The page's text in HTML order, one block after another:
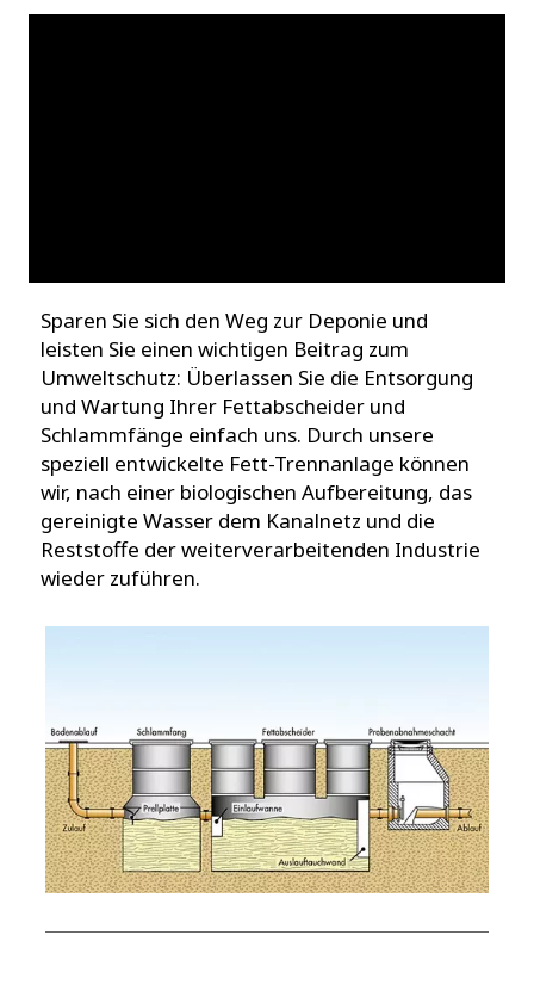
Sparen Sie sich den Weg zur Deponie und
leisten Sie einen wichtigen Beitrag zum
Umweltschutz: Überlassen Sie die Entsorgung
und Wartung Ihrer Fettabscheider und
Schlammfänge einfach uns. Durch unsere
speziell entwickelte Fett-Trennanlage können
wir, nach einer biologischen Aufbereitung, das
gereinigte Wasser dem Kanalnetz und die
Reststoffe der weiterverarbeitenden Industrie
wieder zuführen.